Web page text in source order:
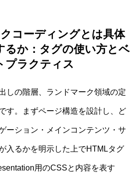
コーディングとは具体
るか：タグの使い方とベ
プラクティス
しの階層、ランドマーク領域の定
す。まずページ構造を設計し、ど
ーション・メインコンテンツ・サ
入るかを明示した上でHTMLタグ
用のCSSと内容を表す